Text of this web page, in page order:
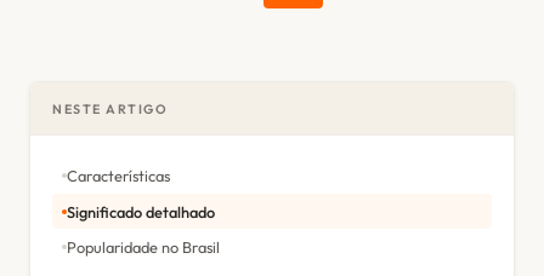
NESTE ARTIGO
Características
Significado detalhado
Popularidade no Brasil